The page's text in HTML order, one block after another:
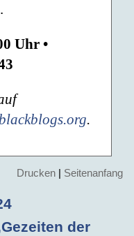
Uhr •
.
Drucken | Seitenanfang
der